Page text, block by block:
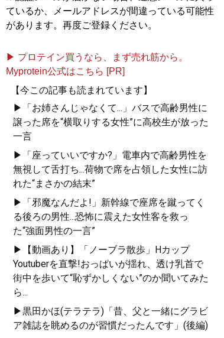
ているか、メールアドレスが間違っている可能性
があります。再度ご登録ください。
▶ プロテイン買うなら、まず売れ筋から。
Myprotein公式はこちら [PR]
【今この記事も読まれています】
▶「お姉さんじゃなくて...」バスで高齢男性に
譲った席を“横取りする女性”に高校生が放った
一言
▶「座っていいですか?」電車内で高齢男性を
無視して舌打ち...荷物で席を占領した女性に訪
れた“まさかの結末”
▶「邪魔なんだよ!」新幹線で座席を蹴ってく
る後ろの男性...恐怖に震えた女性客を救っ
た“強面男性の一言”
▶【動画あり】「ノーブラ散歩」Hカップ
Youtuberを直撃!おっぱいが揺れ、透け乳首で
街中を歩いて“恥ずかしくない”のか聞いてみた
ら...
▶黒田かほ(テラテラ)「昔、父と一緒にグラビ
ア雑誌を眺めるのが習慣だったんです」(後編)